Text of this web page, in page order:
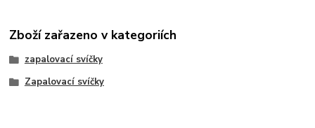
Zboží zařazeno v kategoriích
zapalovací svíčky
Zapalovací svíčky